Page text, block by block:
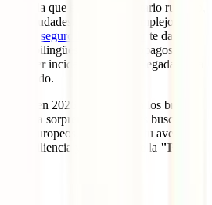
que el sistema sanitario rumano,
ciudades, puede ser complejo de
El seguro IATI Estándar
te da
bilingües, cubre los copagos del
incidente desde tu llegada hasta
incluido.
en 2026 te espera con los brazos
para sorprender a quienes buscan
europeos. ¡Disfruta de tu aventura
la resiliencia y la belleza de la "París